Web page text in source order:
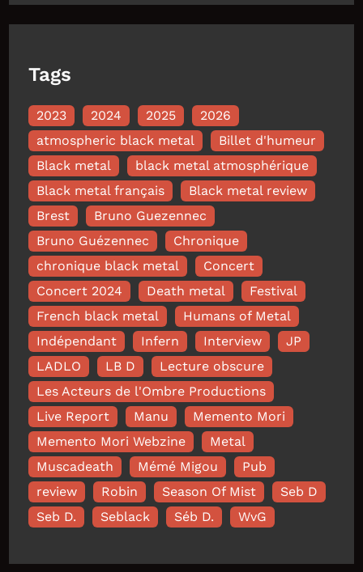
Tags
2023 2024 2025
2026
atmospheric black metal
Billet d'humeur
Black metal
black metal atmosphérique
Black metal français
Black metal review
Brest
Bruno Guezennec
Bruno Guézennec
Chronique
chronique black metal
Concert
Concert 2024
Death metal
Festival
French black metal
Humans of Metal
Indépendant
Infern Interview
JP
LADLO
LB D
Lecture obscure
Les Acteurs de l'Ombre Productions
Live Report
Manu
Memento Mori
Memento Mori Webzine
Metal
Muscadeath
Mémé Migou
Pub
review
Robin Season Of Mist
Seb D
Seb D.
Seblack Séb D. WvG